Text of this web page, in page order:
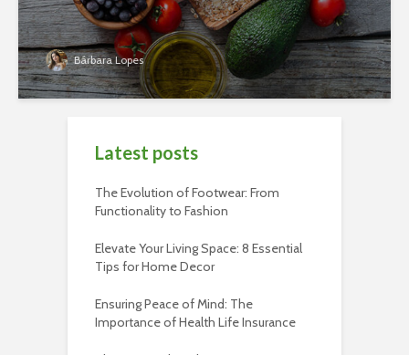
Bárbara Lopes
Latest posts
The Evolution of Footwear: From
Functionality to Fashion
Elevate Your Living Space: 8 Essential
Tips for Home Decor
Ensuring Peace of Mind: The
Importance of Health Life Insurance